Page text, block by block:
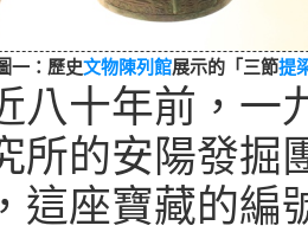
一：歷史文物陳列館展示的「三節提
八十年前，一
所的安陽發掘
這座寶藏的編